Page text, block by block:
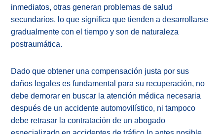
inmediatos, otras generan problemas de salud
secundarios, lo que significa que tienden a desarrollarse
gradualmente con el tiempo y son de naturaleza
postraumática.
Dado que obtener una compensación justa por sus
daños legales es fundamental para su recuperación, no
debe demorar en buscar la atención médica necesaria
después de un accidente automovilístico, ni tampoco
debe retrasar la contratación de un abogado